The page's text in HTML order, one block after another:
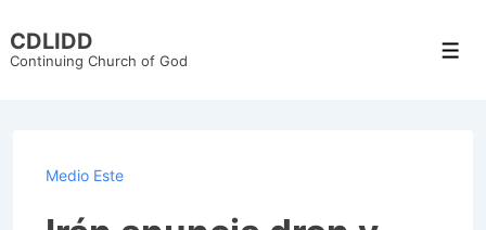
Skip
CDLIDD
Continuing Church of God
Medio Este